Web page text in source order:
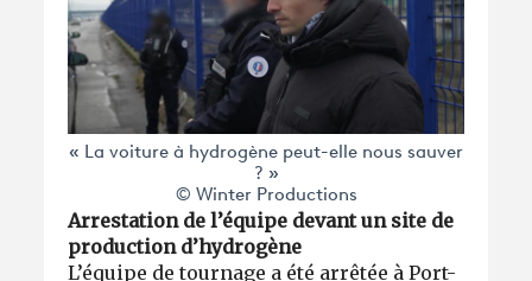
« La voiture à hydrogène peut-elle nous sauver
? »
© Winter Productions
Arrestation de l’équipe devant un site de
production d’hydrogène
L’équipe de tournage a été arrêtée à Port-